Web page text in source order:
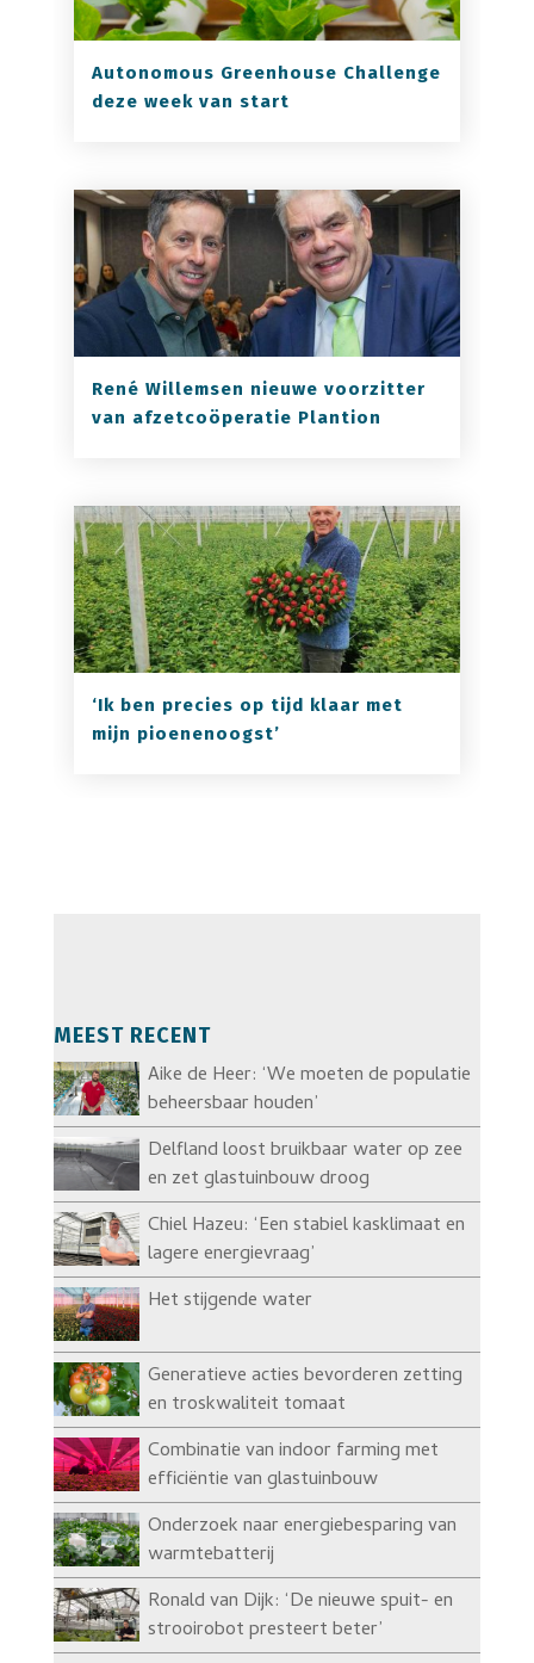
Autonomous Greenhouse Challenge
deze week van start
René Willemsen nieuwe voorzitter
van afzetcoöperatie Plantion
‘Ik ben precies op tijd klaar met
mijn pioenenoogst’
MEEST RECENT
Aike de Heer: ‘We moeten de populatie
beheersbaar houden’
Delfland loost bruikbaar water op zee
en zet glastuinbouw droog
Chiel Hazeu: ‘Een stabiel kasklimaat en
lagere energievraag’
Het stijgende water
Generatieve acties bevorderen zetting
en troskwaliteit tomaat
Combinatie van indoor farming met
efficiëntie van glastuinbouw
Onderzoek naar energiebesparing van
warmtebatterij
Ronald van Dijk: ‘De nieuwe spuit- en
strooirobot presteert beter’